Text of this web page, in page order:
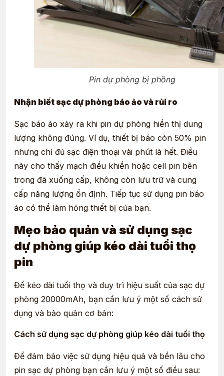
Pin dự phòng bị phồng
Nhận biết sạc dự phòng báo ảo và rủi ro
Sạc báo ảo xảy ra khi pin dự phòng hiển thị dung
lượng không đúng. Ví dụ, thiết bị báo còn 50% pin
nhưng chỉ đủ sạc điện thoại vài phút là hết. Điều
này cho thấy mạch điều khiển hoặc cell pin bên
trong đã xuống cấp, không còn lưu trữ và cung
cấp năng lượng ổn định. Tiếp tục sử dụng pin báo
ảo có thể làm hỏng thiết bị của bạn.
Mẹo bảo quản và sử dụng sạc
dự phòng giúp kéo dài tuổi thọ
pin
Để kéo dài tuổi thọ và duy trì hiệu suất của sạc dự
phòng 20000mAh, bạn cần lưu ý một số cách sử
dụng và bảo quản cơ bản:
Cách sử dụng sạc dự phòng giúp kéo dài tuổi thọ
Để đảm bảo việc sử dụng hiệu quả và bền lâu cho
pin sạc dự phòng bạn cần lưu ý một số điều sau: